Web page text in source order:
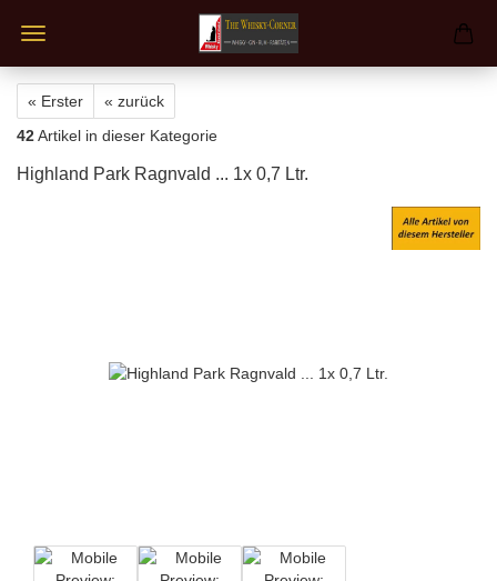
« Erster
« zurück
42Artikel in dieser Kategorie
Highland Park Ragnvald ... 1x 0,7 Ltr.